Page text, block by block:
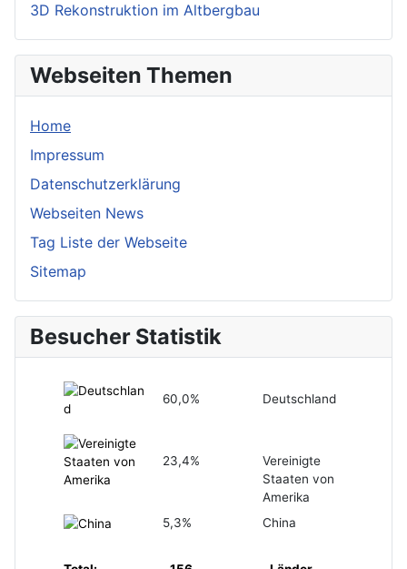
3D Rekonstruktion im Altbergbau
Webseiten Themen
Home
Impressum
Datenschutzerklärung
Webseiten News
Tag Liste der Webseite
Sitemap
Besucher Statistik
60,0% Deutschland
23,4%
Vereinigte
Staaten von
Amerika
5,3%
China